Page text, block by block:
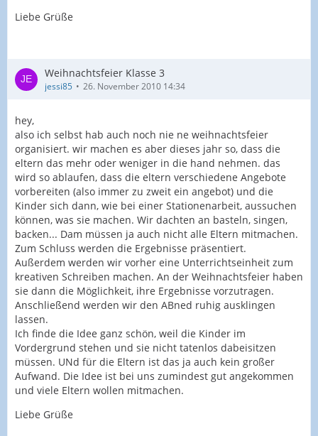
Liebe Grüße
Weihnachtsfeier Klasse 3
jessi85 26. November 2010 14:34
hey,
also ich selbst hab auch noch nie ne weihnachtsfeier
organisiert. wir machen es aber dieses jahr so, dass die
eltern das mehr oder weniger in die hand nehmen. das
wird so ablaufen, dass die eltern verschiedene Angebote
vorbereiten (also immer zu zweit ein angebot) und die
Kinder sich dann, wie bei einer Stationenarbeit, aussuchen
können, was sie machen. Wir dachten an basteln, singen,
backen... Dam müssen ja auch nicht alle Eltern mitmachen.
Zum Schluss werden die Ergebnisse präsentiert.
Außerdem werden wir vorher eine Unterrichtseinheit zum
kreativen Schreiben machen. An der Weihnachtsfeier haben
sie dann die Möglichkeit, ihre Ergebnisse vorzutragen.
Anschließend werden wir den ABned ruhig ausklingen
lassen.
Ich finde die Idee ganz schön, weil die Kinder im
Vordergrund stehen und sie nicht tatenlos dabeisitzen
müssen. UNd für die Eltern ist das ja auch kein großer
Aufwand. Die Idee ist bei uns zumindest gut angekommen
und viele Eltern wollen mitmachen.
Liebe Grüße